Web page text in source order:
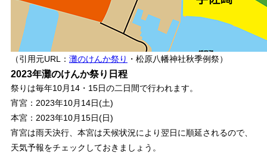
（引用元URL： 灘のけんか祭り ・松原八幡神社秋季例祭）
2023年灘のけんか祭り日程
祭りは毎年10月14・15日の二日間で行われます。
宵宮：2023年10月14日(土)
本宮：2023年10月15日(日)
宵宮は雨天決行、本宮は天候状況により翌日に順延されるので、
天気予報をチェックしておきましょう。